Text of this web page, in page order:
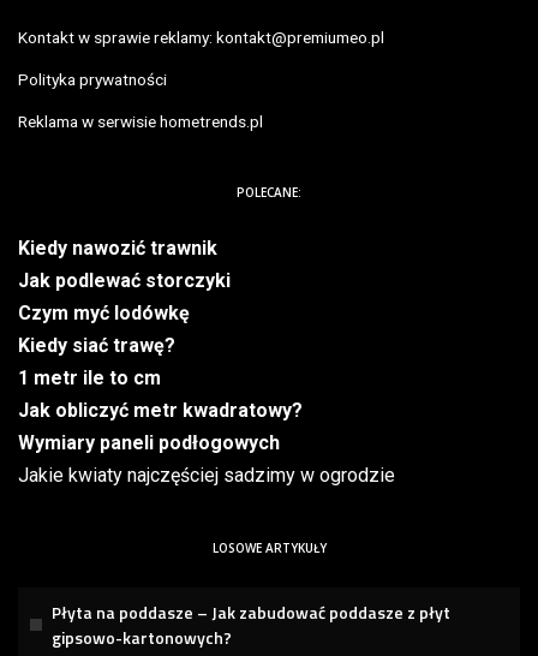
Kontakt w sprawie reklamy: kontakt@premiumeo.pl
Polityka prywatności
Reklama w serwisie hometrends.pl
POLECANE:
Kiedy nawozić trawnik
Jak podlewać storczyki
Czym myć lodówkę
Kiedy siać trawę?
1 metr ile to cm
Jak obliczyć metr kwadratowy?
Wymiary paneli podłogowych
Jakie kwiaty najczęściej sadzimy w ogrodzie
LOSOWE ARTYKUŁY
Płyta na poddasze – Jak zabudować poddasze z płyt
gipsowo-kartonowych?